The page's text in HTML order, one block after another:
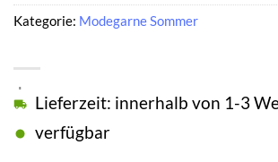
Lieferzeit: innerhalb von 1-3
verfügbar
Kategorie: Modegarne Sommer